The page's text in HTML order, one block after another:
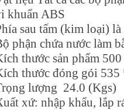
khuẩn ABS
sau tấm (kim loại)
phận chứa nước làm
thước sản phẩm
thước đóng gói
lượng 24.0 (Kgs)
xứ: nhập khẩu, lắp